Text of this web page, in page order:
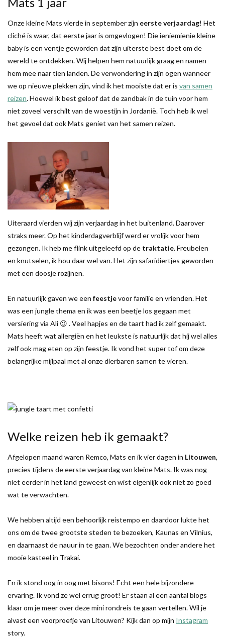
Onze kleine Mats vierde in september zijn eerste verjaardag! Het
cliché is waar, dat eerste jaar is omgevlogen! Die ieniemienie kleine
baby is een ventje geworden dat zijn uiterste best doet om de
wereld te ontdekken. Wij helpen hem natuurlijk graag en namen
hem mee naar tien landen. De verwondering in zijn ogen wanneer
we op nieuwe plekken zijn, vind ik het mooiste dat er is van samen
reizen. Hoewel ik best geloof dat de zandbak in de tuin voor hem
niet zoveel verschilt van de woestijn in Jordanië. Toch heb ik wel
het gevoel dat ook Mats geniet van het samen reizen.
Uiteraard vierden wij zijn verjaardag in het buitenland. Daarover
straks meer. Op het kinderdagverblijf werd er vrolijk voor hem
gezongen. Ik heb me flink uitgeleefd op de traktatie. Freubelen
en knutselen, ik hou daar wel van. Het zijn safaridiertjes geworden
met een doosje rozijnen.
En natuurlijk gaven we een feestjevoor familie en vrienden. Het
was een jungle thema en ik was een beetje los gegaan met
versiering via Ali 😉 . Veel hapjes en de taart had ik zelf gemaakt.
Mats heeft wat allergiën en het leukste is natuurlijk dat hij wel alles
zelf ook mag eten op zijn feestje. Ik vond het super tof om deze
belangrijke mijlpaal met al onze dierbaren samen te vieren.
Welke reizen heb ik gemaakt?
Afgelopen maand waren Remco, Mats en ik vier dagen in Litouwen,
precies tijdens de eerste verjaardag van kleine Mats. Ik was nog
niet eerder in het land geweest en wist eigenlijk ook niet zo goed
wat te verwachten.
We hebben altijd een behoorlijk reistempo en daardoor lukte het
ons om de twee grootste steden te bezoeken, Kaunas en Vilnius,
en daarnaast de nauur in te gaan. We bezochten onder andere het
mooie kasteel in Trakai.
En ik stond oog in oog met bisons! Echt een hele bijzondere
ervaring. Ik vond ze wel errug groot! Er staan al een aantal blogs
klaar om je meer over deze mini rondreis te gaan vertellen. Wil je
alvast een voorproefje van Litouwen? Kijk dan op mijn Instagram
story.